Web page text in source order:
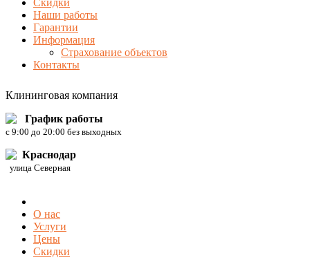
Скидки
Наши работы
Гарантии
Информация
Страхование объектов
Контакты
Клининговая компания
График работы
c 9:00 до 20:00 без выходных
Краснодар
улица Северная
О нас
Услуги
Цены
Скидки